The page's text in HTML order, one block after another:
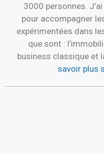
3000 personnes.
pour accompagner
expérimentées dans
que sont :
business classique et
savoir plus